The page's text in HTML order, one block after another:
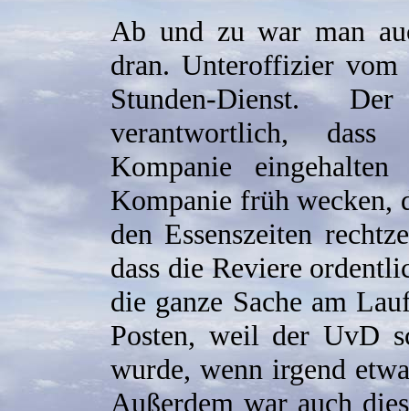
Ab und zu war man
dran. Unteroffizier
Stunden-Dienst.
verantwortlich,
Kompanie
Kompanie früh wecken,
den Essenszeiten
dass die Reviere
die ganze Sache am
Posten, weil der UvD
wurde, wenn irgend
Außerdem war auch